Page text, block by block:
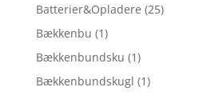
Batterier&Opladere (25)
Bækkenbu (1)
Bækkenbundsku (1)
Bækkenbundskugl (1)